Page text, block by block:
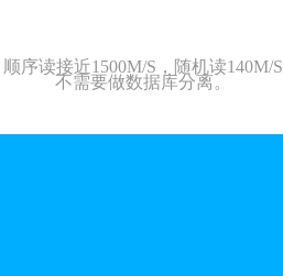
顺序读接近1500M/S，随机读140M/S
不需要做数据库分离。